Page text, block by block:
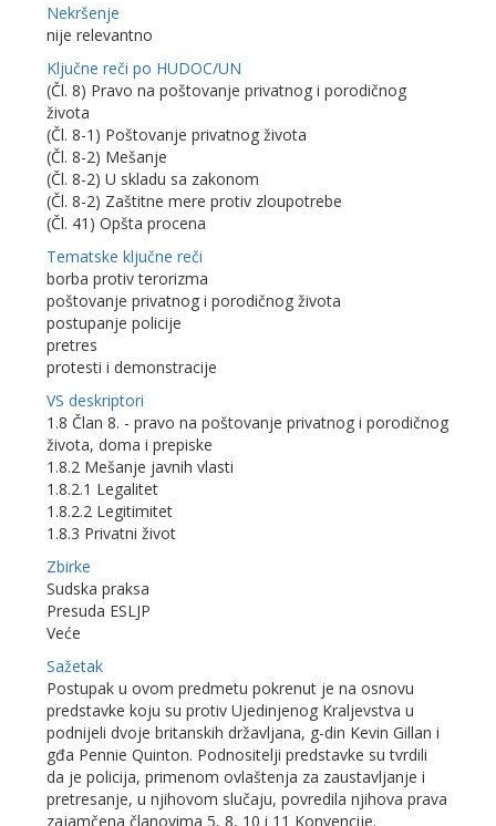
Nekršenje
nije relevantno
Ključne reči po HUDOC/UN
(Čl. 8) Pravo na poštovanje privatnog i porodičnog
života
(Čl. 8-1) Poštovanje privatnog života
(Čl. 8-2) Mešanje
(Čl. 8-2) U skladu sa zakonom
(Čl. 8-2) Zaštitne mere protiv zloupotrebe
(Čl. 41) Opšta procena
Tematske ključne reči
borba protiv terorizma
poštovanje privatnog i porodičnog života
postupanje policije
pretres
protesti i demonstracije
VS deskriptori
1.8 Član 8. - pravo na poštovanje privatnog i porodičnog
života, doma i prepiske
1.8.2 Mešanje javnih vlasti
1.8.2.1 Legalitet
1.8.2.2 Legitimitet
1.8.3 Privatni život
Zbirke
Sudska praksa
Presuda ESLJP
Veće
Sažetak
Postupak u ovom predmetu pokrenut je na osnovu
predstavke koju su protiv Ujedinjenog Kraljevstva u
podnijeli dvoje britanskih državljana, g-din Kevin Gillan i
gđa Pennie Quinton. Podnositelji predstavke su tvrdili
da je policija, primenom ovlaštenja za zaustavljanje i
pretresanje, u njihovom slučaju, povredila njihova prava
zajamčena članovima 5, 8, 10 i 11 Konvencije.